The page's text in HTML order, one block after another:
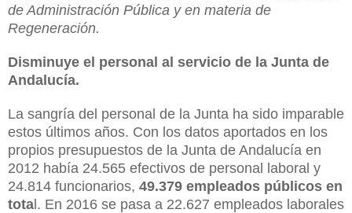
de Administración Pública y en materia de
Regeneración.
Disminuye el personal al servicio de la Junta de
Andalucía.
La sangría del personal de la Junta ha sido imparable
estos últimos años. Con los datos aportados en los
propios presupuestos de la Junta de Andalucía en
2012 había 24.565 efectivos de personal laboral y
24.814 funcionarios, 49.379 empleados públicos en
total. En 2016 se pasa a 22.627 empleados laborales